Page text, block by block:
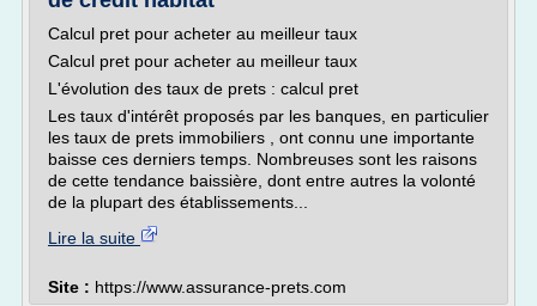
Calcul pret pour acheter au meilleur taux
Calcul pret pour acheter au meilleur taux
L'évolution des taux de prets : calcul pret
Les taux d'intérêt proposés par les banques, en particulier
les taux de prets immobiliers , ont connu une importante
baisse ces derniers temps. Nombreuses sont les raisons
de cette tendance baissière, dont entre autres la volonté
de la plupart des établissements...
Lire la suite
Site : https://www.assurance-prets.com